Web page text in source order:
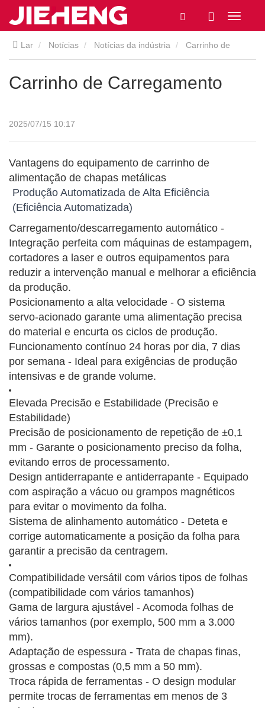
Lar Notícias Notícias da indústria
Carrinho de Carregamento
2025/07/15 10:17
Vantagens do equipamento de carrinho de
alimentação de chapas metálicas
Produção Automatizada de Alta Eficiência
(Eficiência Automatizada)
Carregamento/descarregamento automático -
Integração perfeita com máquinas de estampagem,
cortadores a laser e outros equipamentos para
reduzir a intervenção manual e melhorar a eficiência
da produção.
Posicionamento a alta velocidade - O sistema
servo-acionado garante uma alimentação precisa
do material e encurta os ciclos de produção.
Funcionamento contínuo 24 horas por dia, 7 dias
por semana - Ideal para exigências de produção
intensivas e de grande volume.
Elevada Precisão e Estabilidade (Precisão e
Estabilidade)
Precisão de posicionamento de repetição de ±0,1
mm - Garante o posicionamento preciso da folha,
evitando erros de processamento.
Design antiderrapante e antiderrapante - Equipado
com aspiração a vácuo ou grampos magnéticos
para evitar o movimento da folha.
Sistema de alinhamento automático - Deteta e
corrige automaticamente a posição da folha para
garantir a precisão da centragem.
Compatibilidade versátil com vários tipos de folhas
(compatibilidade com vários tamanhos)
Gama de largura ajustável - Acomoda folhas de
vários tamanhos (por exemplo, 500 mm a 3.000
mm).
Adaptação de espessura - Trata de chapas finas,
grossas e compostas (0,5 mm a 50 mm).
Troca rápida de ferramentas - O design modular
permite trocas de ferramentas em menos de 3